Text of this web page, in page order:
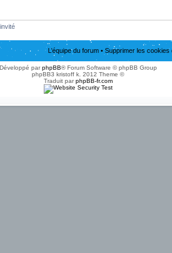
L’équipe du forum • Supprimer les cookies
Développé parphpBB® Forum Software © phpBB Group
phpBB3 kristoff k. 2012 Theme ©
Traduit parphpBB-fr.com